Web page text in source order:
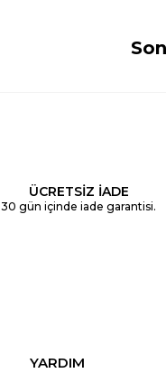
ÜCRETSİZ İADE
30 gün içinde iade garantisi.
YARDIM